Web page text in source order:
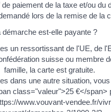
paiement de la taxe et/ou du
lors de la remise de la
démarche est-elle payante ?
un ressortissant de l'UE, de
suisse ou membre
famille, la carte est gratuite.
dans une autre situation,
class="valeur">25 €</span>
www.vouvant-vendee.fr/